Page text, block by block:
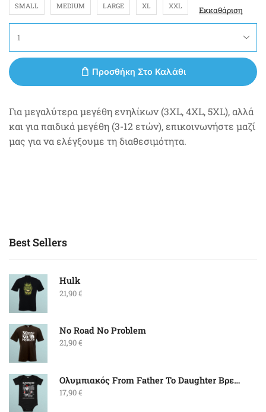
SMALL MEDIUM LARGE XL XXL Εκκαθάριση
Προσθήκη Στο Καλάθι
Για μεγαλύτερα μεγέθη ενηλίκων (3XL, 4XL, 5XL), αλλά
και για παιδικά μεγέθη (3-12 ετών), επικοινωνήστε μαζί
μας για να ελέγξουμε τη διαθεσιμότητα.
Best Sellers
Hulk
21,90€
No Road No Problem
21,90€
Ολυμπιακός From Father To Daughter Βρεφικό
17,90€